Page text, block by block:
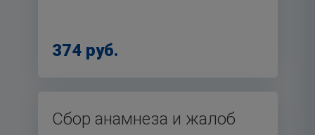
374 руб.
Сбор анамнеза и жалоб